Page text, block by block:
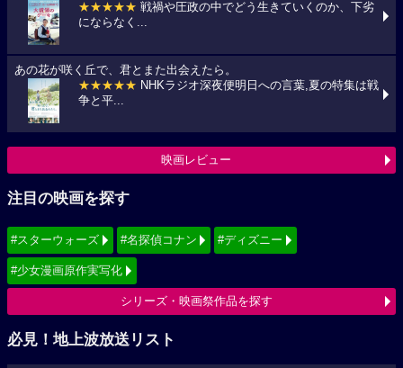
★★★★★ 戦禍や圧政の中でどう生きていくのか、下劣
にならなく...
あの花が咲く丘で、君とまた出会えたら。
★★★★★ NHKラジオ深夜便明日への言葉,夏の特集は戦
争と平...
映画レビュー
注目の映画を探す
#スターウォーズ #名探偵コナン #ディズニー
#少女漫画原作実写化
シリーズ・映画祭作品を探す
必見！地上波放送リスト